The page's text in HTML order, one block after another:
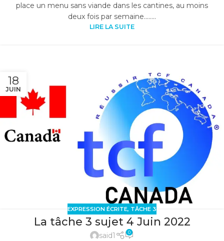
place un menu sans viande dans les cantines, au moins
deux fois par semaine........
LIRE LA SUITE
18
JUIN
EXPRESSION ÉCRITE, TÂCHE 3
La tâche 3 sujet 4 Juin 2022
said1 0